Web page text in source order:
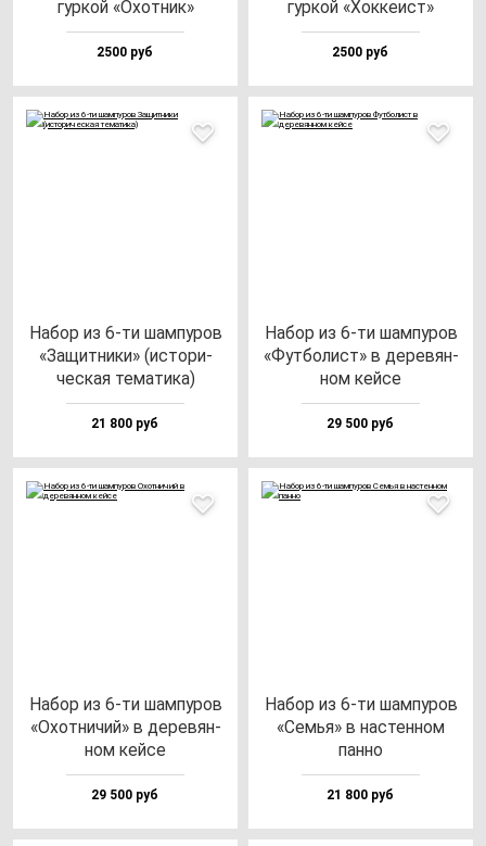
гур­кой «Охот­ник»
2500 руб
гур­кой «Хок­ке­ист»
2500 руб
Набор из 6-ти шам­пу­ров
«Защит­ни­ки» (ис­то­ри­
чес­кая те­ма­ти­ка)
21 800 руб
Набор из 6-ти шам­пу­ров
«Фут­бо­лист» в де­ре­вян­
ном кей­се
29 500 руб
Набор из 6-ти шам­пу­ров
«Охот­ни­чий» в де­ре­вян­
ном кей­се
29 500 руб
Набор из 6-ти шам­пу­ров
«Семья» в нас­тен­ном
пан­но
21 800 руб